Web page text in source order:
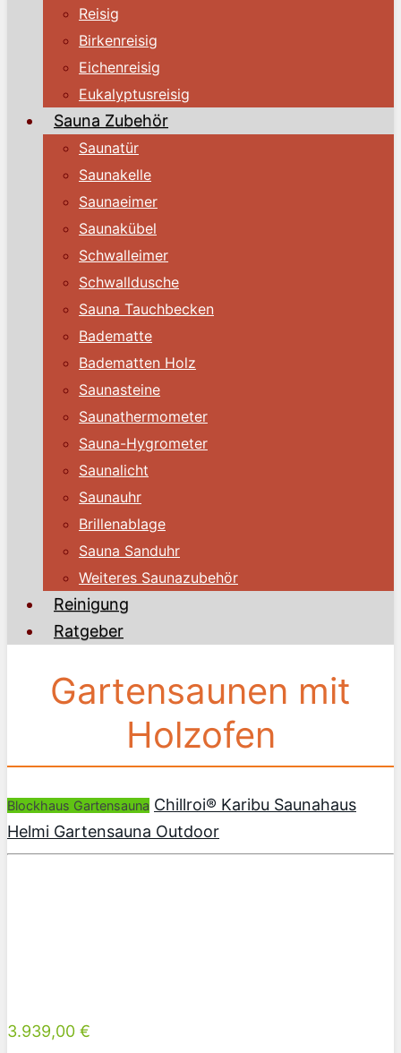
Reisig
Birkenreisig
Eichenreisig
Eukalyptusreisig
Sauna Zubehör
Saunatür
Saunakelle
Saunaeimer
Saunakübel
Schwalleimer
Schwalldusche
Sauna Tauchbecken
Badematte
Badematten Holz
Saunasteine
Saunathermometer
Sauna-Hygrometer
Saunalicht
Saunauhr
Brillenablage
Sauna Sanduhr
Weiteres Saunazubehör
Reinigung
Ratgeber
Gartensaunen mit
Holzofen
Blockhaus Gartensauna Chillroi® Karibu Saunahaus
Helmi Gartensauna Outdoor
3.939,00 €